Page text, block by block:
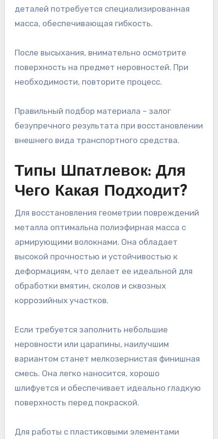
деталей потребуется специализированная
масса, обеспечивающая гибкость.
После высыхания, внимательно осмотрите
поверхность на предмет неровностей. При
необходимости, повторите процесс.
Правильный подбор материала – залог
безупречного результата при восстановлении
внешнего вида транспортного средства.
Типы Шпатлевок: Для
Чего Какая Подходит?
Для восстановления геометрии повреждений
металла оптимальна полиэфирная масса с
армирующими волокнами. Она обладает
высокой прочностью и устойчивостью к
деформациям, что делает ее идеальной для
обработки вмятин, сколов и сквозных
коррозийных участков.
Если требуется заполнить небольшие
неровности или царапины, наилучшим
вариантом станет мелкозернистая финишная
смесь. Она легко наносится, хорошо
шлифуется и обеспечивает идеально гладкую
поверхность перед покраской.
Для работы с пластиковыми элементами